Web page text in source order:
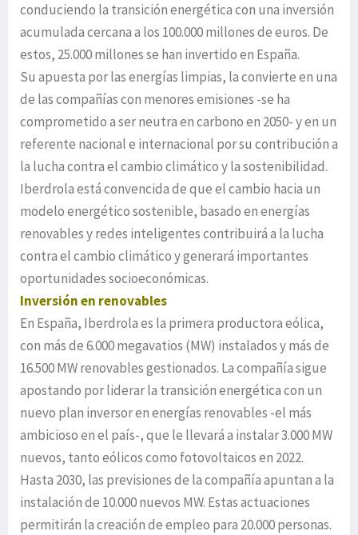
conduciendo la transición energética con una inversión
acumulada cercana a los 100.000 millones de euros. De
estos, 25.000 millones se han invertido en España.
Su apuesta por las energías limpias, la convierte en una
de las compañías con menores emisiones -se ha
comprometido a ser neutra en carbono en 2050- y en un
referente nacional e internacional por su contribución a
la lucha contra el cambio climático y la sostenibilidad.
Iberdrola está convencida de que el cambio hacia un
modelo energético sostenible, basado en energías
renovables y redes inteligentes contribuirá a la lucha
contra el cambio climático y generará importantes
oportunidades socioeconómicas.
Inversión en renovables
En España, Iberdrola es la primera productora eólica,
con más de 6.000 megavatios (MW) instalados y más de
16.500 MW renovables gestionados. La compañía sigue
apostando por liderar la transición energética con un
nuevo plan inversor en energías renovables -el más
ambicioso en el país-, que le llevará a instalar 3.000 MW
nuevos, tanto eólicos como fotovoltaicos en 2022.
Hasta 2030, las previsiones de la compañía apuntan a la
instalación de 10.000 nuevos MW. Estas actuaciones
permitirán la creación de empleo para 20.000 personas.